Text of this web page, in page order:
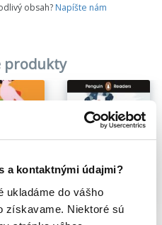
a kontaktnými údajmi?
ukladáme do vášho
získavame. Niektoré sú
obsah? Napíšte nám
produkty